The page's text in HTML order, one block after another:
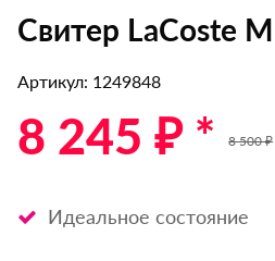
Свитер LaCoste M
Артикул: 1249848
8 245 ₽ * 8 500 ₽
Идеальное состояние